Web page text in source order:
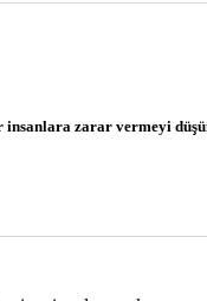
zarar vermeyi